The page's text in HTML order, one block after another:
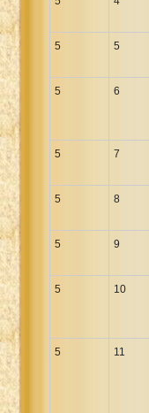
5 5
5 6
5 7
5 8
5 9
5 10
5 11